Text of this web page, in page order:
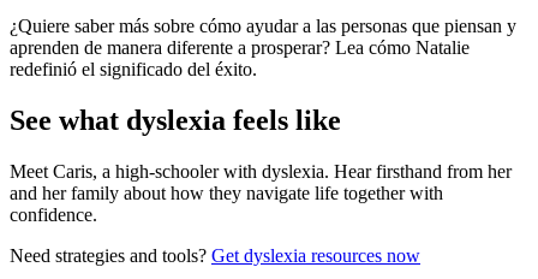
¿Quiere saber más sobre cómo ayudar a las personas que piensan y
aprenden de manera diferente a prosperar? Lea cómo Natalie
redefinió el significado del éxito.
See what dyslexia feels like
Meet Caris, a high-schooler with dyslexia. Hear firsthand from her
and her family about how they navigate life together with
confidence.
Need strategies and tools? Get dyslexia resources now